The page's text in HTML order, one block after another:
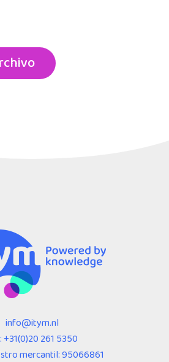
info@itym.nl
+31(0)20 261 5350
mercantil: 95066861